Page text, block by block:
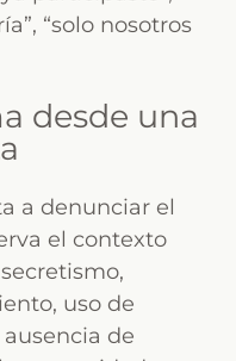
“solo nosotros
desde una
a denunciar el
el contexto
uso de
de